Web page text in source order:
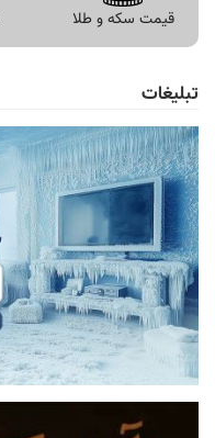
قیمت سکه و طلا
تبلیغات